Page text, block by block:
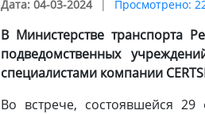
Дата: 04-03-2024 Просмотрено:
В Министерстве транспорта
подведомственных
специалистами компании
Во встрече, состоявшейся 29